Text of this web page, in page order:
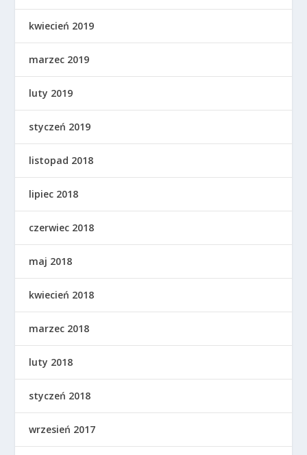
kwiecień 2019
marzec 2019
luty 2019
styczeń 2019
listopad 2018
lipiec 2018
czerwiec 2018
maj 2018
kwiecień 2018
marzec 2018
luty 2018
styczeń 2018
wrzesień 2017